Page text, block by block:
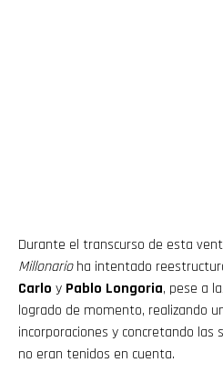
Durante el transcurso de esta
Millonarioha intentado
Carlo y Pablo Longoria, pese a
logrado de momento, realizando
incorporaciones y concretando las
no eran tenidos en cuenta.